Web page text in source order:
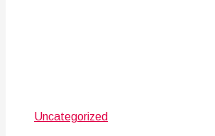
Uncategorized